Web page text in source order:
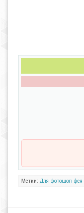
Метки: Для фотошоп фея